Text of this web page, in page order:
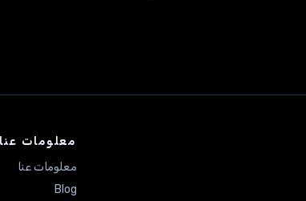
معلومات عنا
معلومات عنا
Blog